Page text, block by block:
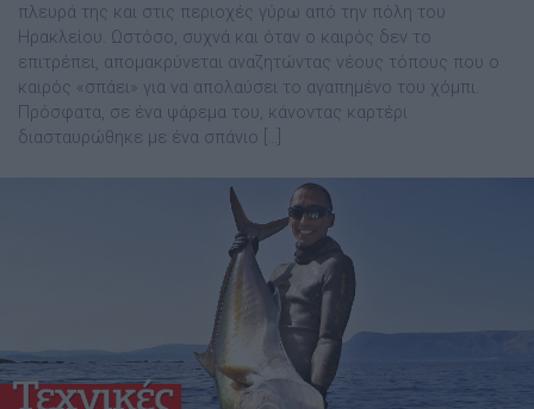
πλευρά της και στις περιοχές γύρω από την πόλη του
Ηρακλείου. Ωστόσο, συχνά και όταν ο καιρός δεν το
επιτρέπει, απομακρύνεται αναζητώντας νέους τόπους που ο
καιρός «σπάει» για να απολαύσει το αγαπημένο του χόμπι.
Πρόσφατα, σε ένα ψάρεμα του, κάνοντας καρτέρι
διασταυρώθηκε με ένα σπάνιο […]